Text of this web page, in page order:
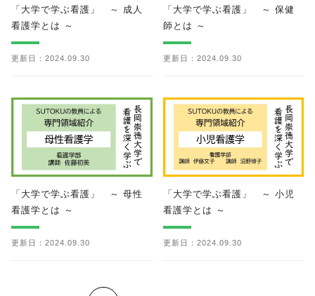
「大学で学ぶ看護」 ～ 成人
看護学とは ～
更新日：2024.09.30
「大学で学ぶ看護」 ～ 保健
師とは ～
更新日：2024.09.30
「大学で学ぶ看護」 ～ 母性
看護学とは ～
更新日：2024.09.30
「大学で学ぶ看護」 ～ 小児
看護学とは ～
更新日：2024.09.30